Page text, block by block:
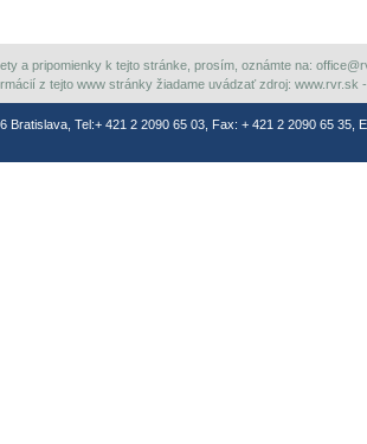
a pripomienky k tejto stránke, prosím, oznámte na:
z tejto www stránky žiadame uvádzať zdroj: www.rvr.sk
Bratislava, Tel:+ 421 2 2090 65 03, Fax: + 421 2 2090 65 35,